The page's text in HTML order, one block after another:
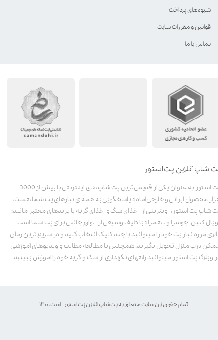
شاپ آنلاین پت استور
پت استور به عنوان یکی از قدیمی‌ترین پت شاپ های اینترنتی با بیش از 3000
محصول ایرانی و خارجی آماده پاسخگویی به همه ی نیازهای پت شما هست.
شاپ پت استور، ویترینی از غذای سگ و غذای گربه با برندهای معتبر مانند:
کنین، جوسرا و .. همراه با طیف وسیعی از لوازم جانبی برای پت شما است.
مورد نیاز پت خود را میتوانید با چند کلیک انتخاب کنید و در سریع ترین زمان
درب منزل تحویل بگیرید. همچنین با مطالعه مطالب و ویدیوهای آموزشی
وبلاگ پت استور میتوانید راههای نگهداری از سگ و گربه خود را آموزش ببینید.
تمام حقوق این سایت متعلق به پت شاپ آنلاین پت استور است. ۱۴۰۰
شیوه‌های پرداخت
قوانین و مقررات سایت
تماس با ما